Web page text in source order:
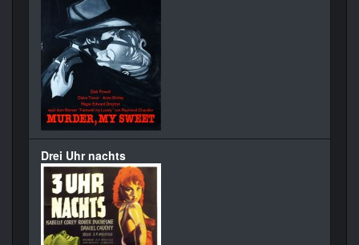
Drei Uhr nachts